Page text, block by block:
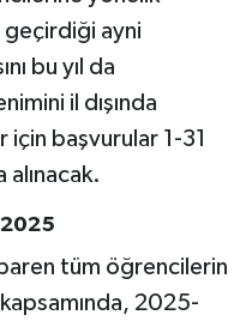
geçirdiği ayni
bu yıl da
il dışında
başvurular 1-31
alınacak.
tüm öğrencilerin
2025-